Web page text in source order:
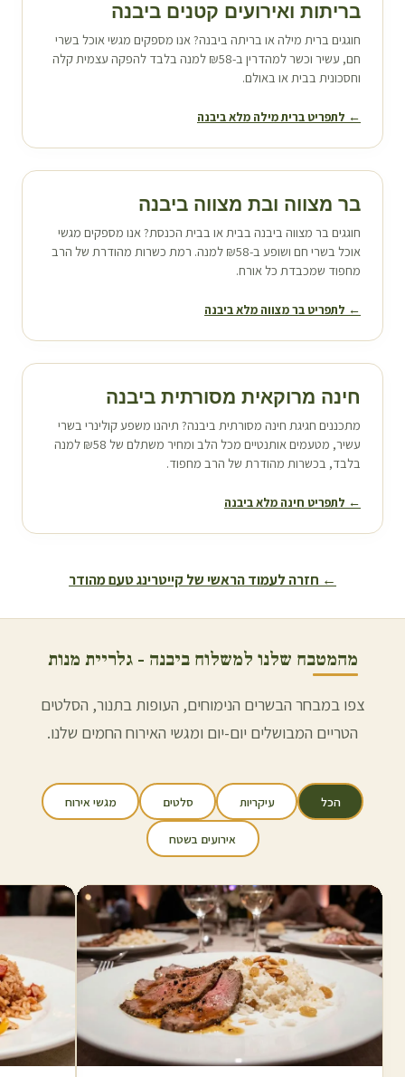
בריתות ואירועים קטנים ביבנה
חוגגים ברית מילה או בריתה ביבנה? אנו מספקים מגשי אוכל בשרי
חם, עשיר וכשר למהדרין ב-₪58 למנה בלבד להפקה עצמית קלה
וחסכונית בבית או באולם.
← לתפריט ברית מילה מלא ביבנה
בר מצווה ובת מצווה ביבנה
חוגגים בר מצווה ביבנה בבית או בבית הכנסת? אנו מספקים מגשי
אוכל בשרי חם ושופע ב-₪58 למנה. רמת כשרות מהודרת של הרב
מחפוד שמכבדת כל אורח.
← לתפריט בר מצווה מלא ביבנה
חינה מרוקאית מסורתית ביבנה
מתכננים חגיגת חינה מסורתית ביבנה? תיהנו משפע קולינרי בשרי
עשיר, מטעמים אותנטיים מכל הלב ומחיר משתלם של ₪58 למנה
בלבד, בכשרות מהודרת של הרב מחפוד.
← לתפריט חינה מלא ביבנה
← חזרה לעמוד הראשי של קייטרינג טעם מהודר
מהמטבח שלנו למשלוח ביבנה - גלריית מנות
צפו במבחר הבשרים הנימוחים, העופות בתנור, הסלטים
הטריים המבושלים יום-יום ומגשי האירוח החמים שלנו.
הכל עיקריות סלטים מגשי אירוח
אירועים בשטח